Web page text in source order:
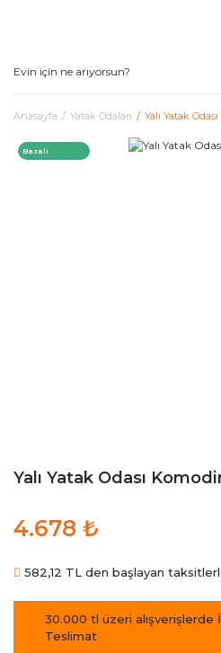
Anasayfa Yatak Odaları Yalı Yatak
Bazalı
Yalı Yatak Odası
4.678 ₺
582,12 TL den başlayan
30.000 tl üzeri alışverişlerde
Teslimat